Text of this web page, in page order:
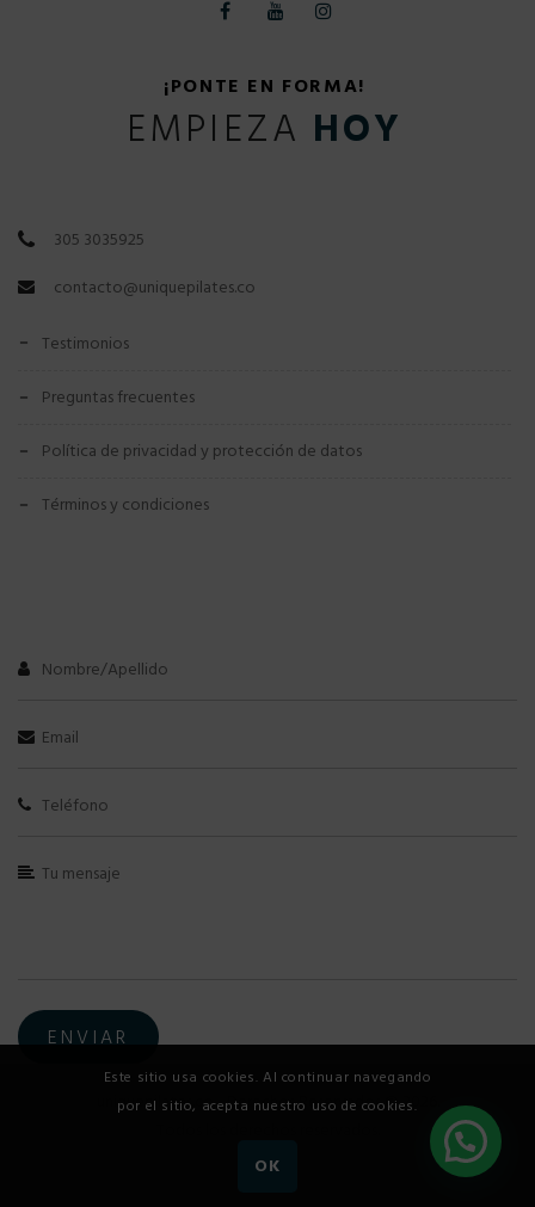
¡PONTE EN FORMA!
EMPIEZA HOY
305 3035925
contacto@uniquepilates.co
testimonios
preguntas frecuentes
política de privacidad y protección de datos
términos y condiciones
uniquepilates.co - Derechos Reservados © 2026.
Este sitio usa cookies. Al continuar navegando
por el sitio, acepta nuestro uso de cookies.
OK